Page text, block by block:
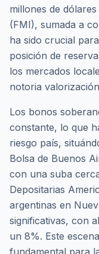
millones de
(FMI), sumada a
ha sido crucial
posición de
los mercados
notoria
Los bonos
constante, lo que
riesgo país,
Bolsa de Buenos
con una suba
Depositarias
argentinas en
significativas, con
un 8%. Este
fundamental para